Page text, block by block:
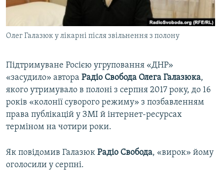
СВІДЧЕННЯ ОКУПАЦІЇ
УКРАЇНСЬКА ПРОБЛЕМА КРИМУ
ІНФОГРАФІКА
ДОЛУЧАЙСЯ!
Усі сайти RFE/RL
Олег Галазюк у лікарні після звільнення з полону
Підтримуване Росією угруповання «ДНР»
«засудило» автора Радіо Свобода Олега Галазюка,
якого утримувало в полоні з серпня 2017 року, до 16
років «колонії суворого режиму» з позбавленням
права публікацій у ЗМІ й інтернет-ресурсах
терміном на чотири роки.
Як повідомив Галазюк Радіо Свобода, «вирок» йому
оголосили у серпні.